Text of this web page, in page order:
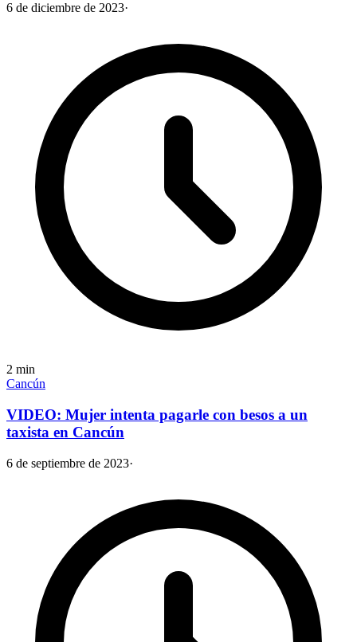
6 de diciembre de 2023·
2 min
Cancún
VIDEO: Mujer intenta pagarle con besos a un
taxista en Cancún
6 de septiembre de 2023·